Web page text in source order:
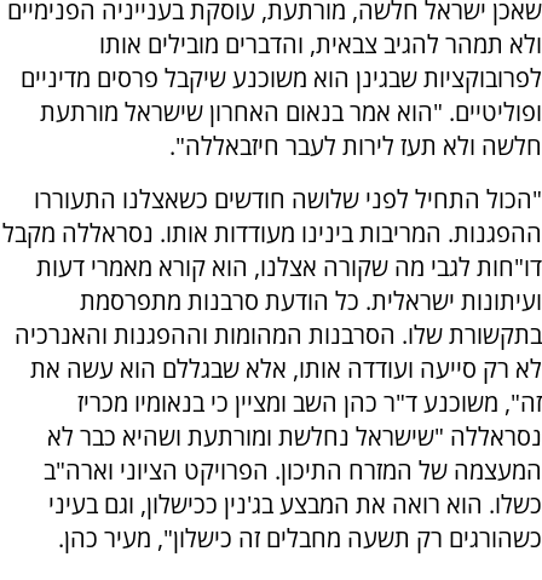
שאכן ישראל חלשה, מורתעת, עוסקת בענייניה הפנימיים
ולא תמהר להגיב צבאית, והדברים מובילים אותו
לפרובוקציות שבגינן הוא משוכנע שיקבל פרסים מדיניים
ופוליטיים. "הוא אמר בנאום האחרון שישראל מורתעת
חלשה ולא תעז לירות לעבר חיזבאללה".
"הכול התחיל לפני שלושה חודשים כשאצלנו התעוררו
ההפגנות. המריבות בינינו מעודדות אותו. נסראללה מקבל
דו"חות לגבי מה שקורה אצלנו, הוא קורא מאמרי דעות
ועיתונות ישראלית. כל הודעת סרבנות מתפרסמת
בתקשורת שלו. הסרבנות המהומות וההפגנות והאנרכיה
לא רק סייעה ועודדה אותו, אלא שבגללם הוא עשה את
זה", משוכנע ד"ר כהן השב ומציין כי בנאומיו מכריז
נסראללה "שישראל נחלשת ומורתעת ושהיא כבר לא
המעצמה של המזרח התיכון. הפרויקט הציוני וארה"ב
כשלו. הוא רואה את המבצע בג'נין ככישלון, וגם בעיני
כשהורגים רק תשעה מחבלים זה כישלון", מעיר כהן.